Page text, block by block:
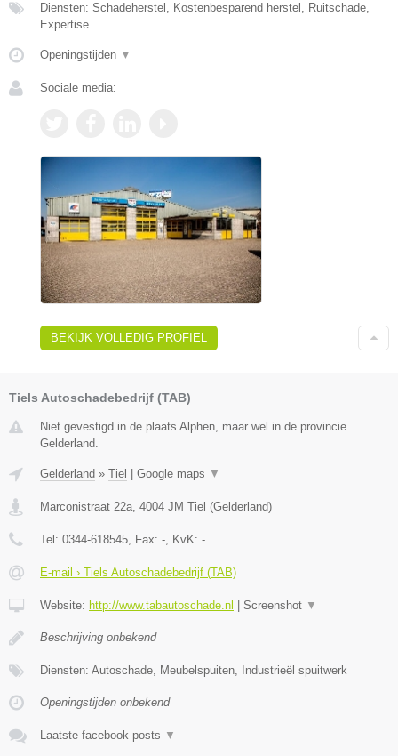
Diensten: Schadeherstel, Kostenbesparend herstel, Ruitschade,
Expertise
Openingstijden ▼
Sociale media:
BEKIJK VOLLEDIG PROFIEL
Tiels Autoschadebedrijf (TAB)
Niet gevestigd in de plaats Alphen, maar wel in de provincie
Gelderland.
Gelderland » Tiel | Google maps ▼
Marconistraat 22a 4004 JM Tiel (Gelderland)
Tel: 0344-618545 , Fax: - , KvK: -
E-mail › Tiels Autoschadebedrijf (TAB)
Website: http://www.tabautoschade.nl | Screenshot ▼
Beschrijving onbekend
Diensten: Autoschade, Meubelspuiten, Industrieël spuitwerk
Openingstijden onbekend
Laatste facebook posts ▼